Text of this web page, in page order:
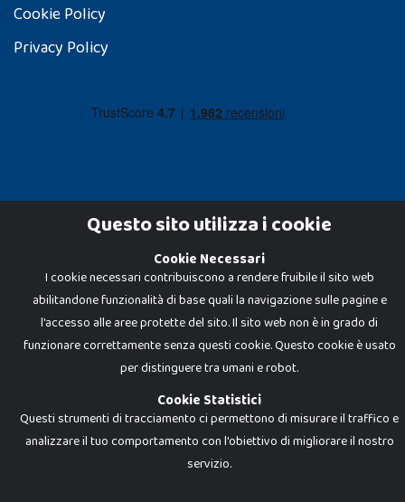
Cookie Policy
Privacy Policy
Dadi e Mattoncini è un brand di Giocabene Srl. Ogni riproduzione o utilizzo non
espressamente autorizzato è severamente vietato. Tutti i loghi, marchi,
brand elencati nel presente shop sono di proprietà dei rispettivi titolari.
I prezzi e le promozioni pubblicate potrebbero differire da quanto esposto in
negozio.
Giocabene Srl - via della Posta 8, 20123 Milano (MI)
P.IVA 02608090425 - REA AN201199 - C.S. 10.000 i.v.
Questo sito utilizza i cookie
Cookie Necessari
I cookie necessari contribuiscono a rendere fruibile il sito web
abilitandone funzionalità di base quali la navigazione sulle pagine e
l'accesso alle aree protette del sito. Il sito web non è in grado di
funzionare correttamente senza questi cookie. Questo cookie è usato
per distinguere tra umani e robot.
Cookie Statistici
Questi strumenti di tracciamento ci permettono di misurare il traffico e
analizzare il tuo comportamento con l'obiettivo di migliorare il nostro
servizio.